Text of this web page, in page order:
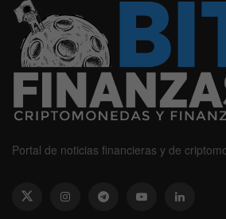
Portal de noticias financieras y de